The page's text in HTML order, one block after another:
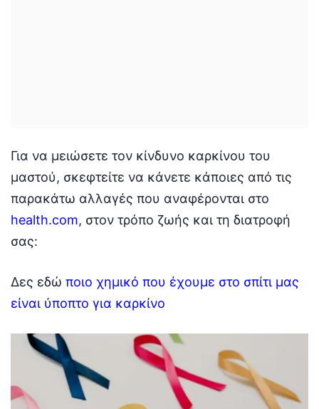
Για να μειώσετε τον κίνδυνο καρκίνου του
μαστού, σκεφτείτε να κάνετε κάποιες από τις
παρακάτω αλλαγές που αναφέρονται στο
health.com, στον τρόπο ζωής και τη διατροφή
σας:
Δες εδώ ποιο χημικό που έχουμε στο σπίτι μας
είναι ύποπτο για καρκίνο